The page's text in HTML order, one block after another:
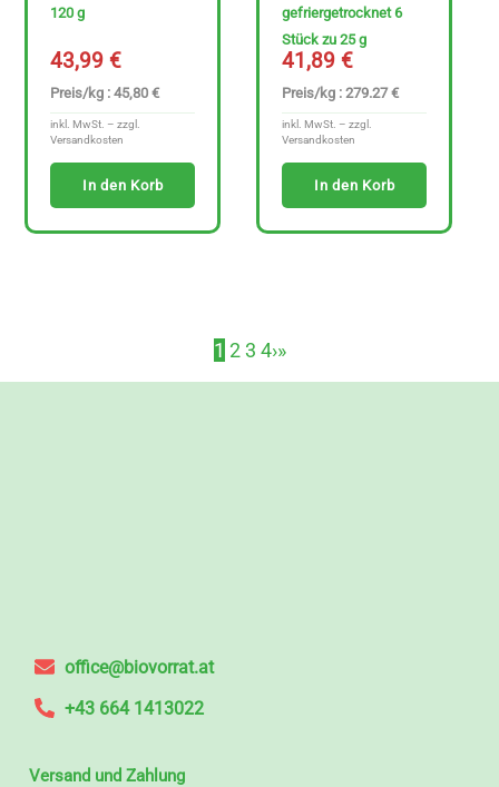
120 g
43,99€
Preis/kg : 45,80 €
inkl. MwSt. – zzgl.
Versandkosten
In den Korb
gefriergetrocknet 6
Stück zu 25 g
41,89€
Preis/kg : 279.27 €
inkl. MwSt. – zzgl.
Versandkosten
In den Korb
1 2 3 4›»
office@biovorrat.at
+43 664 1413022
Versand und Zahlung